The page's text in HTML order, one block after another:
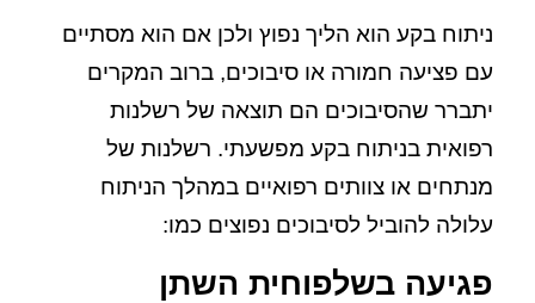
ניתוח בקע הוא הליך נפוץ ולכן אם הוא מסתיים
עם פציעה חמורה או סיבוכים, ברוב המקרים
יתברר שהסיבוכים הם תוצאה של רשלנות
רפואית בניתוח בקע מפשעתי. רשלנות של
מנתחים או צוותים רפואיים במהלך הניתוח
עלולה להוביל לסיבוכים נפוצים כמו:
פגיעה בשלפוחית השתן